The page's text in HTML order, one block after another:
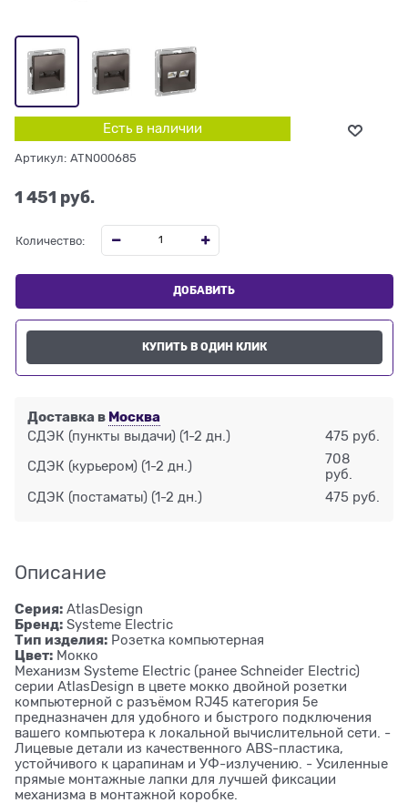
Есть в наличии
Артикул: ATN000685
1 451 руб.
Количество:
ДОБАВИТЬ
КУПИТЬ В ОДИН КЛИК
Доставка в Москва
СДЭК (пункты выдачи) (1-2 дн.) 475 руб.
СДЭК (курьером) (1-2 дн.)
708
руб.
СДЭК (постаматы) (1-2 дн.) 475 руб.
Описание
Серия: AtlasDesign
Бренд: Systeme Electric
Тип изделия: Розетка компьютерная
Цвет: Мокко
Механизм Systeme Electric (ранее Schneider Electric)
серии AtlasDesign в цвете мокко двойной розетки
компьютерной с разъёмом RJ45 категория 5е
предназначен для удобного и быстрого подключения
вашего компьютера к локальной вычислительной сети. -
Лицевые детали из качественного ABS-пластика,
устойчивого к царапинам и УФ-излучению. - Усиленные
прямые монтажные лапки для лучшей фиксации
механизма в монтажной коробке.